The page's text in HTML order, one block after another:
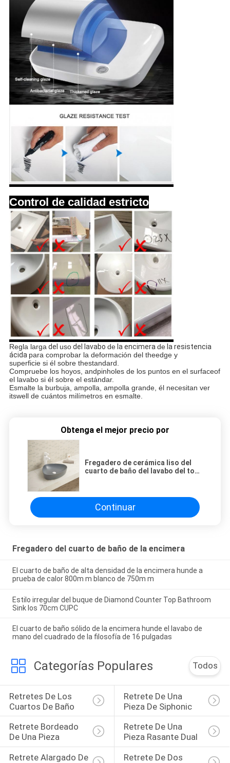
Control de calidad estricto
Regla larga del usodel lavabo dela encimera dela resistencia
ácida para comprobar la deformación del theedge y
superficie si él sobre thestandard.
Compruebe los hoyos, andpinholes de los puntos en el surfaceof
el lavabo si él sobre el estándar.
Esmalte la burbuja, ampolla, ampolla grande, él necesitan ver
itswell de cuántos milímetros en esmalte.
Obtenga el mejor precio por
Fregadero de cerámica liso del
cuarto de baño del lavabo del top
Continuar
Fregadero del cuarto de baño de la encimera
El cuarto de baño de alta densidad de la encimera hunde a
prueba de calor 800m m blanco de 750m m
Estilo irregular del buque de Diamond Counter Top Bathroom
Sink los 70cm CUPC
El cuarto de baño sólido de la encimera hunde el lavabo de
mano del cuadrado de la filosofía de 16 pulgadas
Categorías Populares Todos
Retretes De Los
Cuartos De Baño
Retrete De Una
Pieza De Siphonic
Retrete Bordeado
De Una Pieza
Retrete De Una
Pieza Rasante Dual
Retrete Alargado De
Retrete De Dos